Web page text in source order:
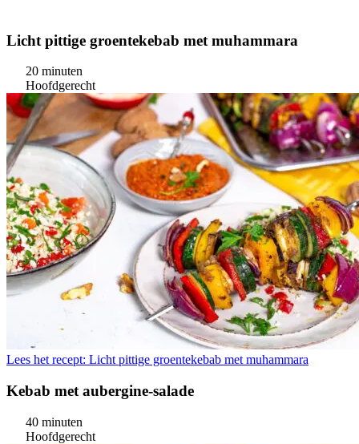
Licht pittige groentekebab met muhammara
20 minuten
Hoofdgerecht
Lees het recept: Licht pittige groentekebab met muhammara
Kebab met aubergine-salade
40 minuten
Hoofdgerecht